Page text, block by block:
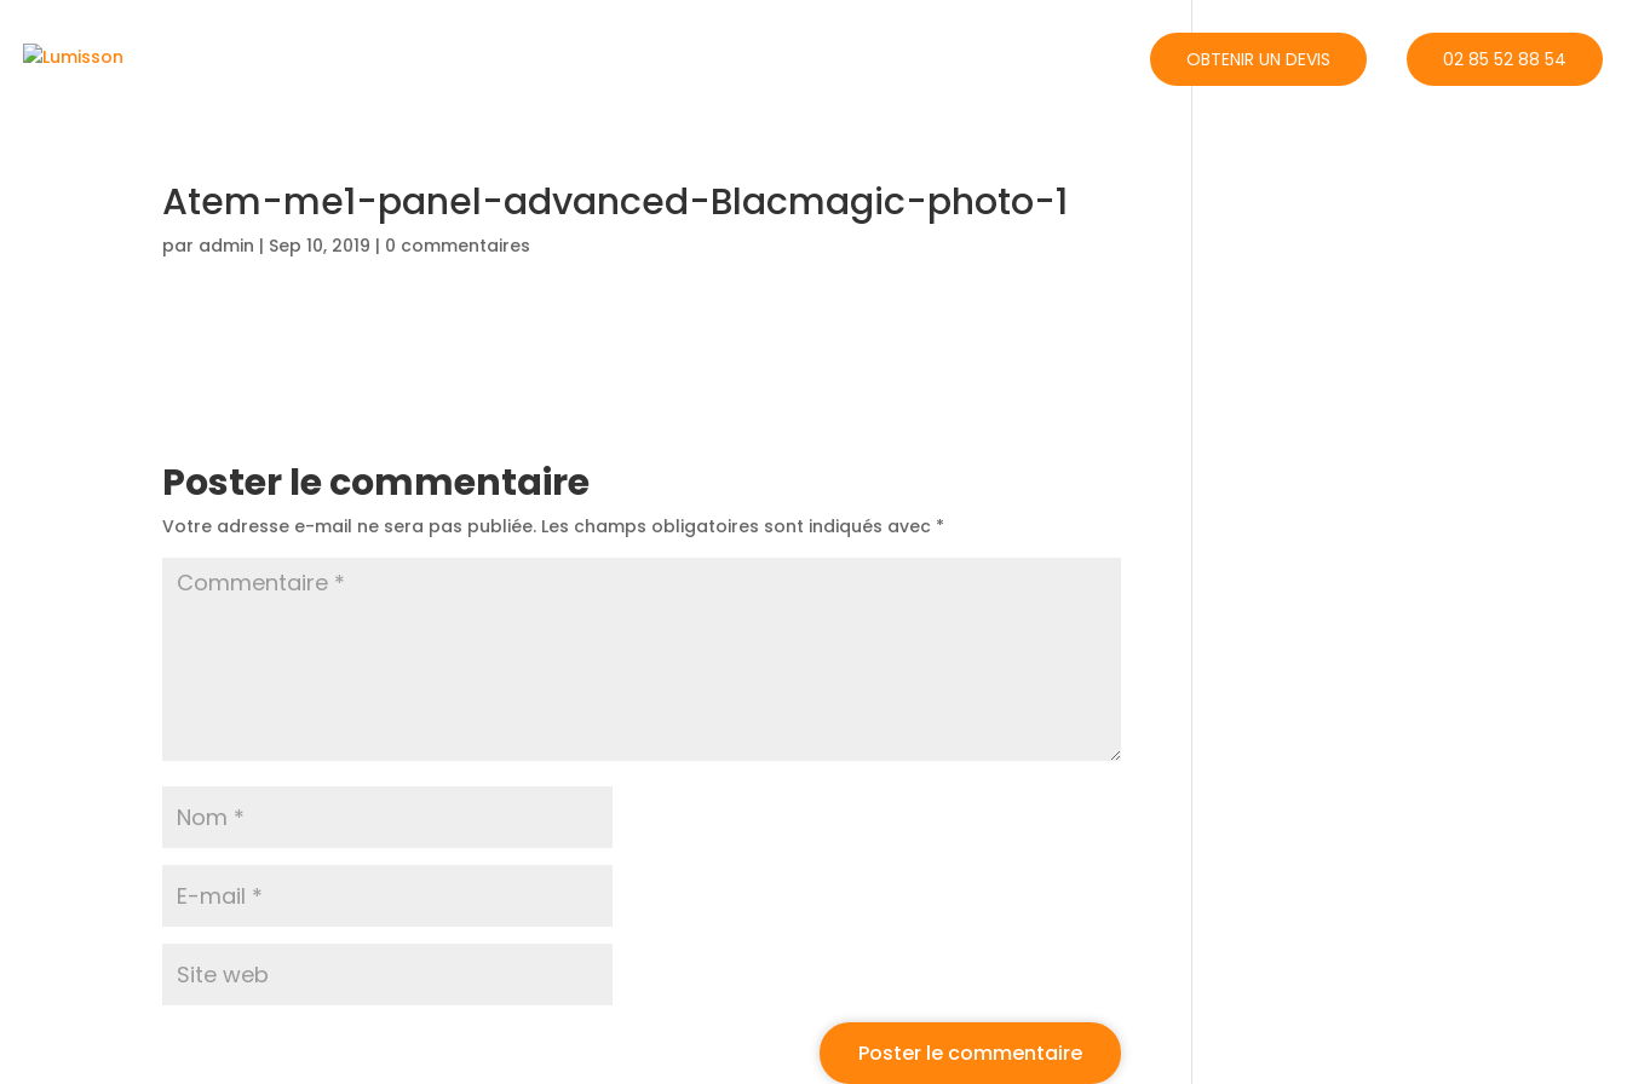
OBTENIR UN DEVIS 02 85 52 88 54
Atem-me1-panel-advanced-Blacmagic-photo-1
par admin | Sep 10, 2019 | 0 commentaires
Poster le commentaire
Votre adresse e-mail ne sera pas publiée. Les champs obligatoires sont indiqués avec *